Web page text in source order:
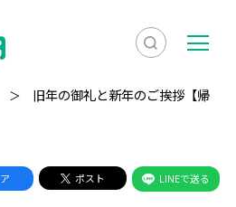
検
索
示
メ
ニ
旧年の御礼と新年のご挨拶【帰
ポスト LINEで送る